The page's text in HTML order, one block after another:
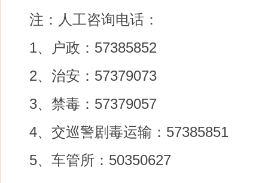
注：人工咨询电话：
1、户政：57385852
2、治安：57379073
3、禁毒：57379057
4、交巡警剧毒运输：57385851
5、车管所：50350627